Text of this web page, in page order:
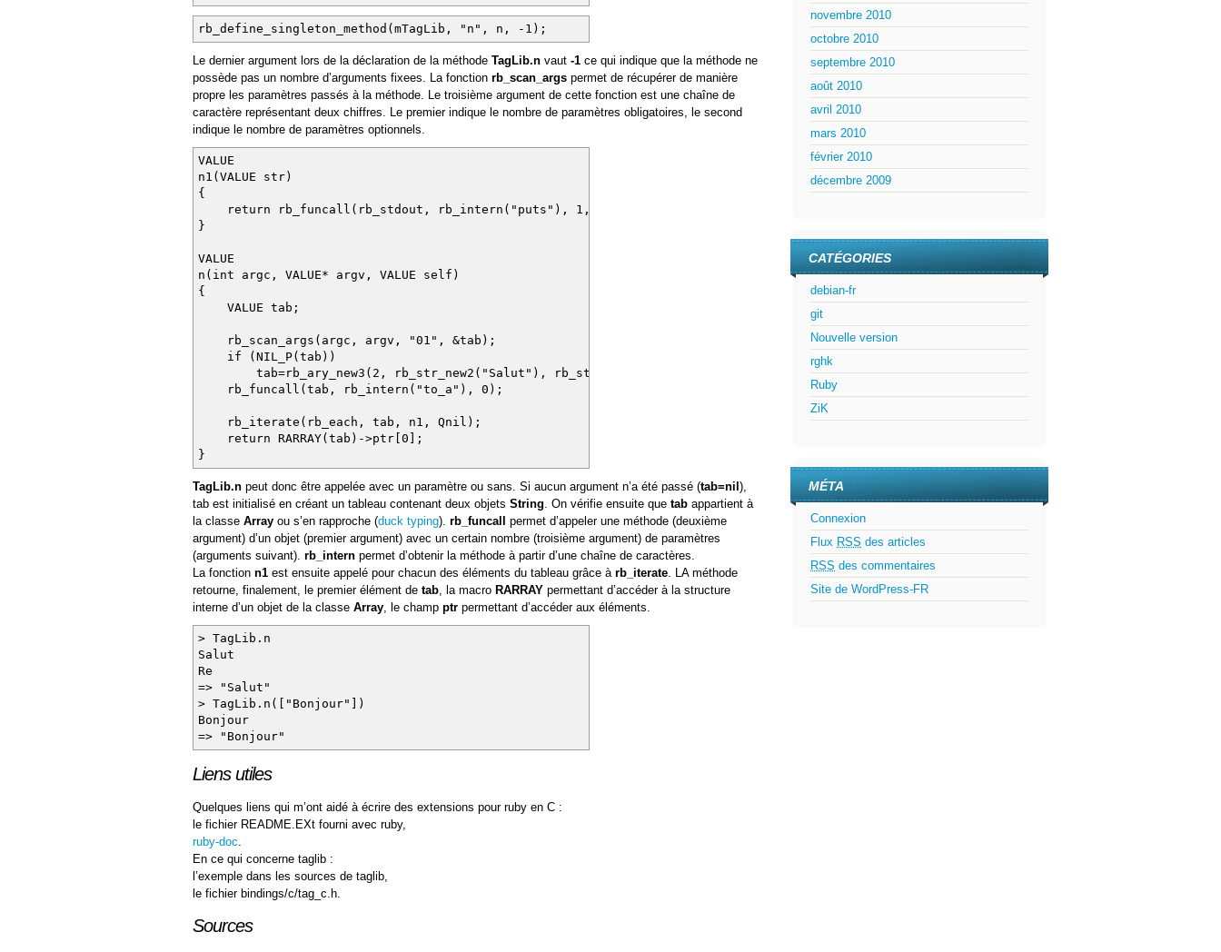
rb_define_singleton_method(mTagLib, "n", n, -1);
Le dernier argument lors de la déclaration de la méthode TagLib.n vaut -1 ce qui indique que la méthode ne
possède pas un nombre d’arguments fixees. La fonction rb_scan_args permet de récupérer de manière
propre les paramètres passés à la méthode. Le troisième argument de cette fonction est une chaîne de
caractère représentant deux chiffres. Le premier indique le nombre de paramètres obligatoires, le second
indique le nombre de paramètres optionnels.
VALUE
n1(VALUE str)
{
return rb_funcall(rb_stdout, rb_intern("puts"), 1, str);
}
VALUE
n(int argc, VALUE* argv, VALUE self)
{
VALUE tab;
rb_scan_args(argc, argv, "01", &tab);
if (NIL_P(tab))
tab=rb_ary_new3(2, rb_str_new2("Salut"), rb_str_new2("Re"));
rb_funcall(tab, rb_intern("to_a"), 0);
rb_iterate(rb_each, tab, n1, Qnil);
return RARRAY(tab)->ptr[0];
}
TagLib.n peut donc être appelée avec un paramètre ou sans. Si aucun argument n’a été passé (tab=nil ),
tab est initialisé en créant un tableau contenant deux objets String. On vérifie ensuite que tab appartient à
la classe Array ou s’en rapproche (duck typing). rb_funcall
permet d’appeler une méthode (deuxième
argument) d’un objet (premier argument) avec un certain nombre (troisième argument) de paramètres
(arguments suivant). rb_intern permet d’obtenir la méthode à partir d’une chaîne de caractères.
La fonction n1 est ensuite appelé pour chacun des éléments du tableau grâce à rb_iterate. LA méthode
retourne, finalement, le premier élément de tab, la macro RARRAY permettant d’accéder à la structure
interne d’un objet de la classe Array, le champ ptr permettant d’accéder aux éléments.
> TagLib.n
Salut
Re
=> "Salut"
> TagLib.n(["Bonjour"])
Bonjour
=> "Bonjour"
Liens utiles
Quelques liens qui m’ont aidé à écrire des extensions pour ruby en C :
le fichier README.EXt fourni avec ruby,
ruby-doc.
En ce qui concerne taglib :
l’exemple dans les sources de taglib,
le fichier bindings/c/tag_c.h.
Sources
novembre 2010
octobre 2010
septembre 2010
août 2010
avril 2010
mars 2010
février 2010
décembre 2009
CATÉGORIES
debian-fr
git
Nouvelle version
rghk
Ruby
ZiK
MÉTA
Connexion
Flux RSS des articles
RSS des commentaires
Site de WordPress-FR